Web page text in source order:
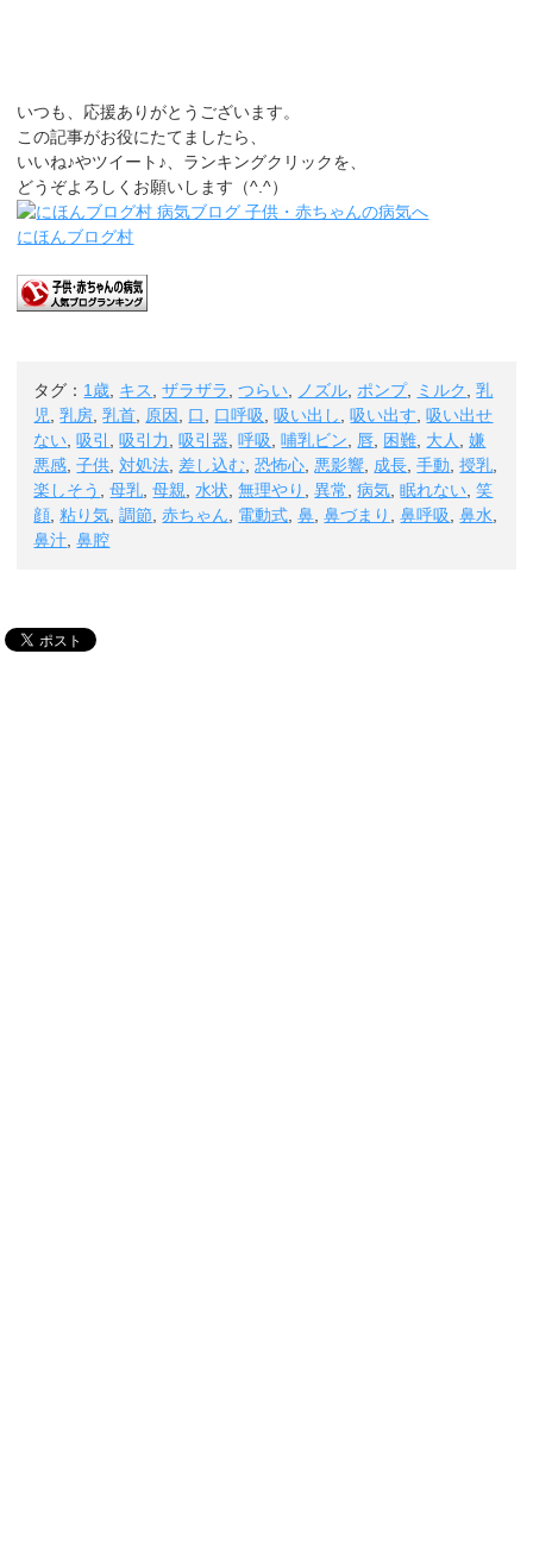
いつも、応援ありがとうございます。
この記事がお役にたてましたら、
いいね♪やツイート♪、ランキングクリックを、
どうぞよろしくお願いします（^.^）
にほんブログ村
タグ： 1歳, キス,ザラザラ,つらい, ノズル,ポンプ, ミルク,乳
児,乳房,乳首, 原因, 口, 口呼吸,吸い出し,吸い出す,吸い出せ
ない,吸引 ,吸引力,吸引器,呼吸,哺乳ビン, 唇, 困難, 大人,嫌
悪感,子供,対処法, 差し込む,恐怖心,悪影響, 成長,手動,授乳,
楽しそう ,母乳,母親,水状,無理やり ,異常,病気,眠れない,笑
顔,粘り気,調節,赤ちゃん, 電動式,鼻,鼻づまり ,鼻呼吸,鼻水,
鼻汁,鼻腔